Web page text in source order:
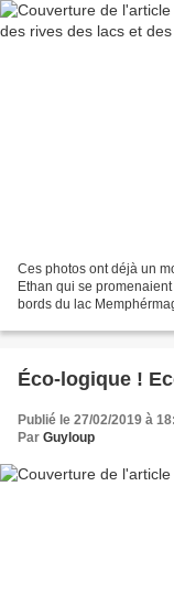
Ces photos ont déjà un
Ethan qui se
bords du lac
Éco-logique !
Publié le 27/02/2019 à
Par Guyloup